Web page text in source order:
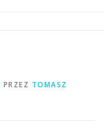
PRZEZ TOMASZ